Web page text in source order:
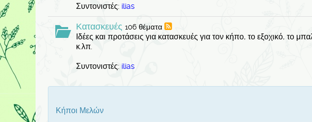
Συντονιστές: ilias
Κατασκευές 106 θέματα
Ιδέες και προτάσεις για κατασκευές για τον κήπο, το εξοχικό, το
κ.λπ.
Συντονιστές: ilias
Κήποι Μελών